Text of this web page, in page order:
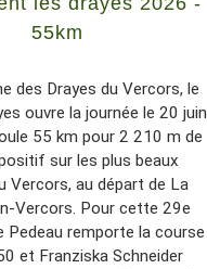
55km
des Drayes du Vercors, le
ouvre la journée le 20 juin
55 km pour 2 210 m de
sur les plus beaux
Vercors, au départ de La
Vercors. Pour cette 29e
Pedeau remporte la course
et Franziska Schneider